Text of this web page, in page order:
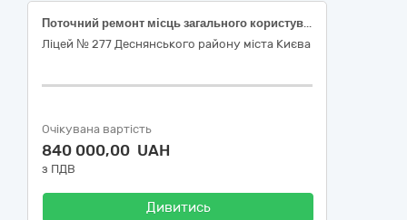
Поточний ремонт місць загального користування в Ліцеї № 277 Деснянського району міста Києва за адресою: вул. Сержа Лифаря, 6 за ЄЗС ДК 021:2015 код 45450000-6 «Інші завершальні будівельні роботи»
Ліцей № 277 Деснянського району міста Києва
Очікувана вартість
840 000,00 UAH
з ПДВ
Дивитись